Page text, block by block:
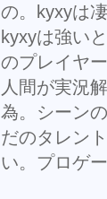
の。kyxyは
kyxyは強い
のプレイヤ
人間が実況
為。シーン
だのタレン
い。プロゲ